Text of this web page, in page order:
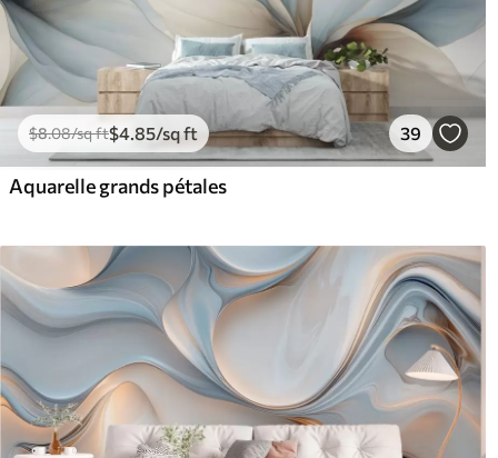
$8.08/sq ft$4.85/sq ft 39
Aquarelle grands pétales